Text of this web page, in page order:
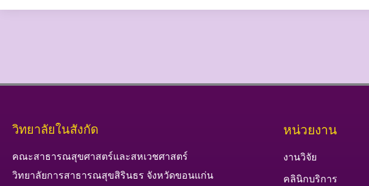
วิทยาลัยในสังกัด
คณะสาธารณสุขศาสตร์และสหเวชศาสตร์
วิทยาลัยการสาธารณสุขสิรินธร จังหวัดขอนแก่น
หน่วยงาน
งานวิจัย
คลินิกบริการ